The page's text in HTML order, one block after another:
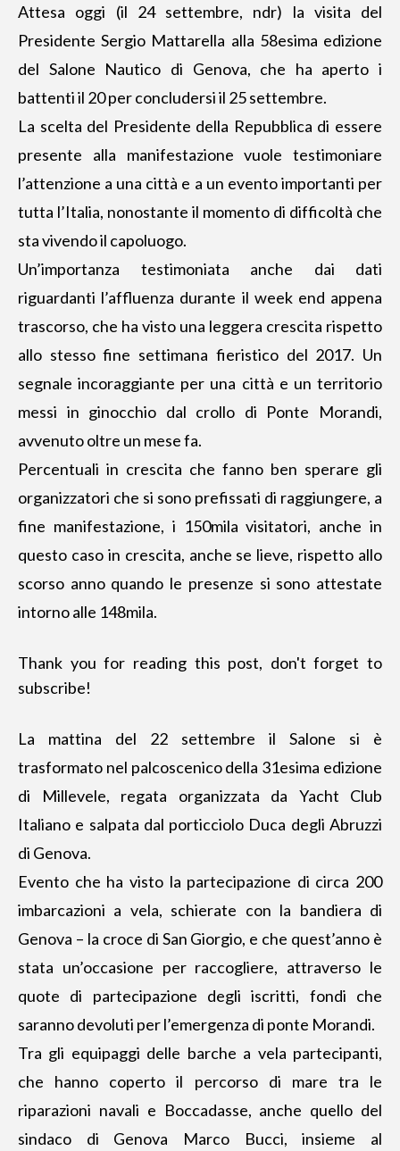
Attesa oggi (il 24 settembre, ndr) la visita del
Presidente Sergio Mattarella alla 58esima edizione
del Salone Nautico di Genova, che ha aperto i
battenti il 20 per concludersi il 25 settembre.
La scelta del Presidente della Repubblica di essere
presente alla manifestazione vuole testimoniare
l’attenzione a una città e a un evento importanti per
tutta l’Italia, nonostante il momento di difficoltà che
sta vivendo il capoluogo.
Un’importanza testimoniata anche dai dati
riguardanti l’affluenza durante il week end appena
trascorso, che ha visto una leggera crescita rispetto
allo stesso fine settimana fieristico del 2017. Un
segnale incoraggiante per una città e un territorio
messi in ginocchio dal crollo di Ponte Morandi,
avvenuto oltre un mese fa.
Percentuali in crescita che fanno ben sperare gli
organizzatori che si sono prefissati di raggiungere, a
fine manifestazione, i 150mila visitatori, anche in
questo caso in crescita, anche se lieve, rispetto allo
scorso anno quando le presenze si sono attestate
intorno alle 148mila.
Thank you for reading this post, don't forget to
subscribe!
La mattina del 22 settembre il Salone si è
trasformato nel palcoscenico della 31esima edizione
di Millevele, regata organizzata da Yacht Club
Italiano e salpata dal porticciolo Duca degli Abruzzi
di Genova.
Evento che ha visto la partecipazione di circa 200
imbarcazioni a vela, schierate con la bandiera di
Genova – la croce di San Giorgio, e che quest’anno è
stata un’occasione per raccogliere, attraverso le
quote di partecipazione degli iscritti, fondi che
saranno devoluti per l’emergenza di ponte Morandi.
Tra gli equipaggi delle barche a vela partecipanti,
che hanno coperto il percorso di mare tra le
riparazioni navali e Boccadasse, anche quello del
sindaco di Genova Marco Bucci, insieme al